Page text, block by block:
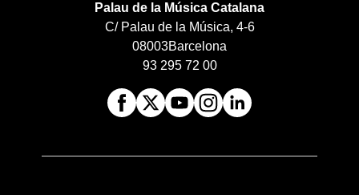
Palau de la Música Catalana
C/ Palau de la Música, 4-6
08003Barcelona
93 295 72 00